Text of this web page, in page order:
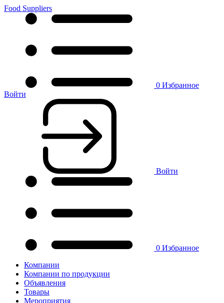
Food Suppliers
0 Избранное
Войти
Войти
0 Избранное
Компании
Компании по продукции
Объявления
Товары
Мероприятия